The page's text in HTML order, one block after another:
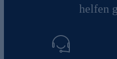
helfen